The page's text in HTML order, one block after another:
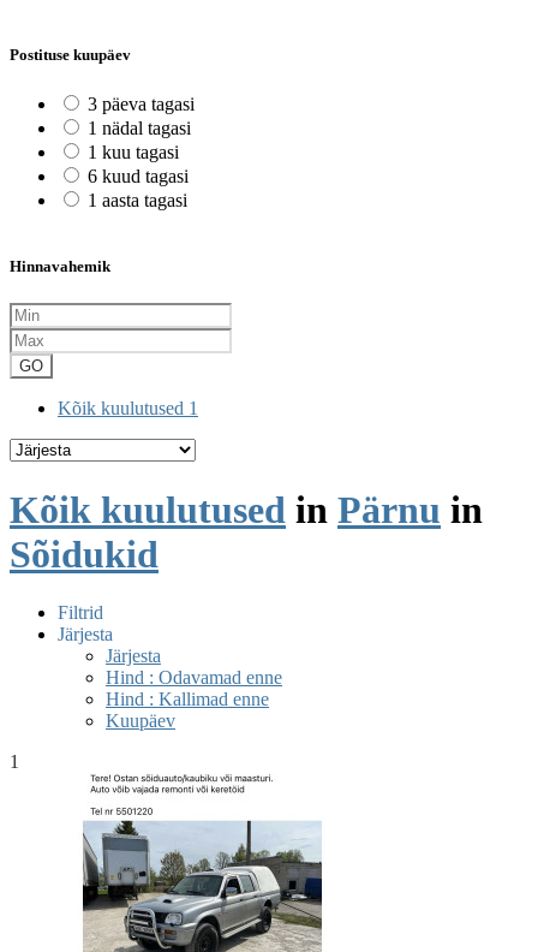
Postituse kuupäev
3 päeva tagasi
1 nädal tagasi
1 kuu tagasi
6 kuud tagasi
1 aasta tagasi
Hinnavahemik
GO
Kõik kuulutused 1
Kõik kuulutused in Pärnu in
Sõidukid
Filtrid
Järjesta
Järjesta
Hind : Odavamad enne
Hind : Kallimad enne
Kuupäev
1